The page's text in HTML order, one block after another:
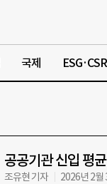
국제 ESG·CSR
공공기관 신입 평
조유현 기자 2026년 2월